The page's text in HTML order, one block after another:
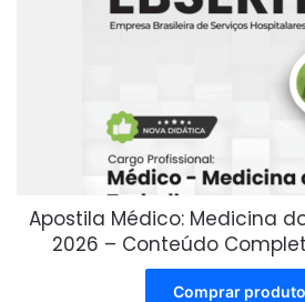
Apostila Médico: Medicina do
2026 – Conteúdo
Comprar produto